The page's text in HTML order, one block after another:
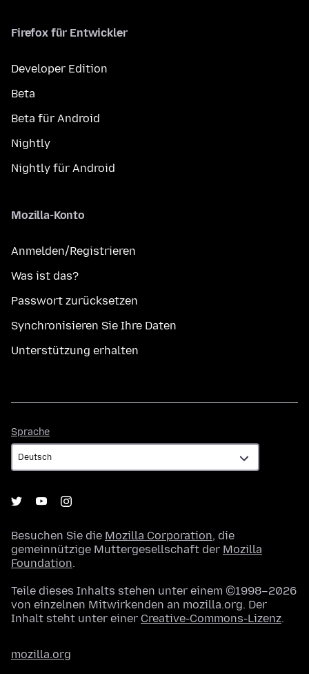
Firefox für Entwickler
Developer Edition
Beta
Beta für Android
Nightly
Nightly für Android
Mozilla-Konto
Anmelden/Registrieren
Was ist das?
Passwort zurücksetzen
Synchronisieren Sie Ihre Daten
Unterstützung erhalten
Sprache
Besuchen Sie die Mozilla Corporation, die
gemeinnützige Muttergesellschaft der Mozilla
Foundation.
Teile dieses Inhalts stehen unter einem ©1998–2026
von einzelnen Mitwirkenden an mozilla.org. Der
Inhalt steht unter einer Creative-Commons-Lizenz.
mozilla.org